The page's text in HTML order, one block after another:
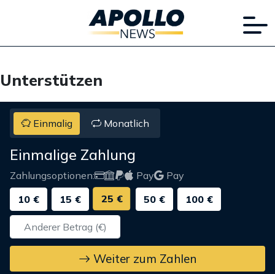
Unterstützen
Einmalig Monatlich
Einmalige Zahlung
Zahlungsoptionen: Pay
Pay
10 €
15 € 25 € 50 € 100 €
Weiter zum Zahlen